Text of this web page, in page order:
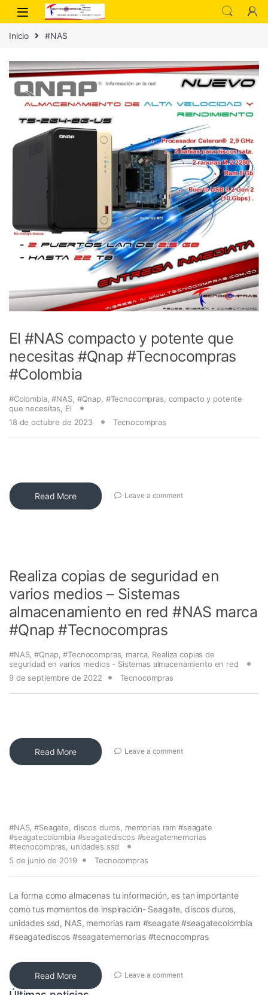
Inicio #NAS
El #NAS compacto y potente que
necesitas #Qnap #Tecnocompras
#Colombia
#Colombia,#NAS, #Qnap, #Tecnocompras compacto y potente
que necesitas
El
18 de octubre de 2023
Tecnocompras
Read More Leave a comment
Realiza copias de seguridad en
varios medios – Sistemas
almacenamiento en red #NAS marca
#Qnap #Tecnocompras
#NAS,#Qnap,#Tecnocompras marca, Realiza copias de
seguridad en varios medios - Sistemas almacenamiento en red
9 de septiembre de 2022
Tecnocompras
Read More Leave a comment
#NAS,#Seagate discos duros
memorias ram #seagate
#seagatecolombia #seagatediscos #seagatememorias
#tecnocompras
unidades ssd
5 de junio de 2019
Tecnocompras
La forma como almacenas tu información, es tan importante
como tus momentos de inspiración- Seagate, discos duros,
unidades ssd, NAS, memorias ram #seagate #seagatecolombia
#seagatediscos #seagatememorias #tecnocompras
Read More Leave a comment